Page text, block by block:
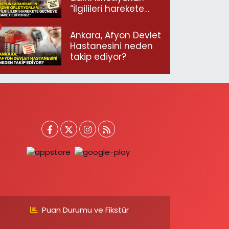
“İlgilileri harekete
ediyoruz”
Ankara, Afyon Devlet
Hastanesini neden
takip ediyor?
Puan Durumu ve Fikstür